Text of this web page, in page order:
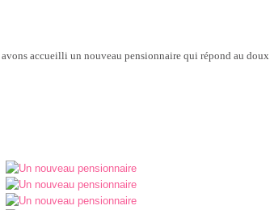
avons accueilli un nouveau pensionnaire qui répond au doux